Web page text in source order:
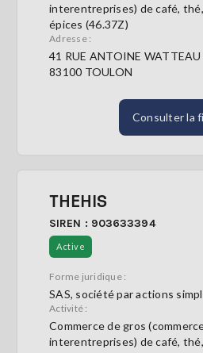
interentreprises) de café,
épices (46.37Z)
Adresse :
41 RUE ANTOINE WATTEAU
83100 TOULON
Consulter la
THEHIS
SIREN : 903633394
Active
Forme juridique :
SAS, société par actions
Activité :
Commerce de gros
interentreprises) de café,